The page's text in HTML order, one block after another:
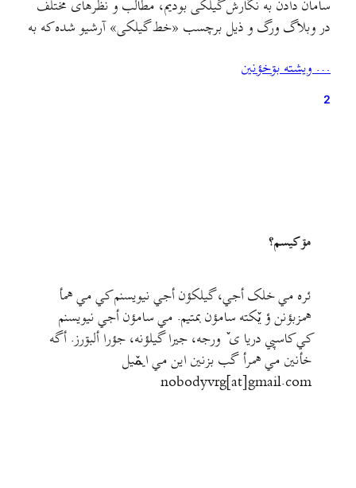
سامان دادن به نگارش گیلکی بودیم، مطالب و نظرهای مختلف
در وبلاگ ورگ و ذیل برچسب «خط گیلکی» آرشیو شده که به
یکجا به این منابع داشته باشد. اخیرا از سوی پژوهشکدهٔ
گیلان‌شناسی، آیین…
… ويشته بۊخؤنين
2
مۊ کيسم؟
ئره مي خلک أجي، گيلکؤن أجي نيويسنم کي مي همأ
همزبؤنن ؤ يٚکته سامؤن بمتيم. مي سامؤن أجي نيويسنم
کي کاسپي دريا ی ٚ ورجه، جيرا گيلؤنه، جؤرا ألبۊرز. أگه
خأنين مي همرأ گب بزنين اين مي ايمٚیل‌ ‌
nobodyvrg[at]gmail.com